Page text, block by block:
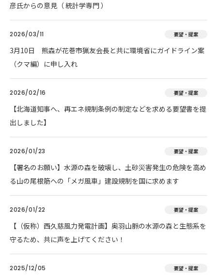
彦氏からの意見（ 統計学専門 ）
2026/03/11 要望・提案
3月10日 熊森が花巻市猟友会長と共に環境省にガイドライン案
（クマ編）に申し入れ
2026/02/16 要望・提案
【北海道知事へ、再エネ規制条例の制定などを求める要望書を提
出しました】
2026/01/23 要望・提案
【署名のお願い】水源の森を破壊し、土砂災害発生の危険を高め
る山の尾根筋への「メガ風車」建設規制を国に求めます
2026/01/22 要望・提案
【（仮称）西久慈風力発電計画】奥羽山脈の水源の森と生態系を
守るため、共に声を上げてください！
2025/12/05 要望・提案